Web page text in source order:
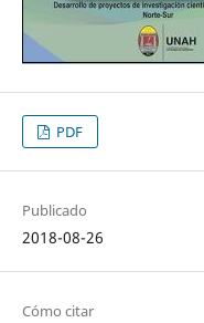
PDF
Publicado
2018-08-26
Cómo citar